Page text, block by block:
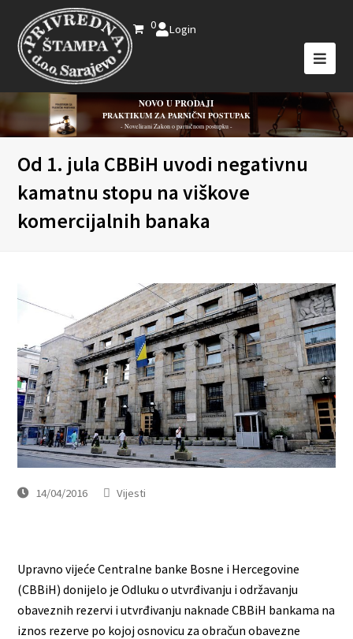
0 Login
NOVO U PRODAJI
PRAKTIKUM ZA PARNIČNI POSTUPAK
- Novelirani Zakon o parničnom postupku -
Od 1. jula CBBiH uvodi negativnu
kamatnu stopu na viškove
komercijalnih banaka
14/04/2016 Vijesti
Upravno vijeće Centralne banke Bosne i Hercegovine
(CBBiH) donijelo je Odluku o utvrđivanju i održavanju
obaveznih rezervi i utvrđivanju naknade CBBiH bankama na
iznos rezerve po kojoj osnovicu za obračun obavezne